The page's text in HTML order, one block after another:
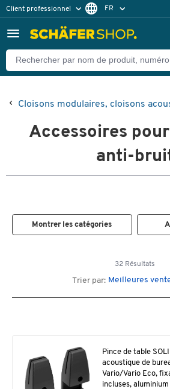
Client professionnel
Client particulier
FR
Cloisons modulaires, cloisons
Accessoires
anti-
Montrer les catégories
32 Résultats
Trier par: Meilleures
Pince de table
acoustique de
Vario/Vario Eco,
incluses,